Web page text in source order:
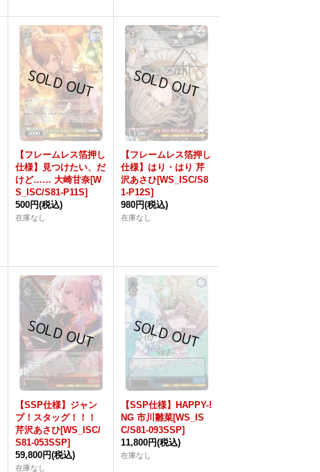
【フレームレス箔押し
仕様】見つけたい、だ
けど…… 大崎甘奈[W
S_ISC/S81-P11S]
500円(税込)
在庫なし
【フレームレス箔押し
仕様】はり・はり 芹
沢あさひ[WS_ISC/S8
1-P12S]
980円(税込)
在庫なし
【SSP仕様】ジャン
プ！スタッグ！！！
芹沢あさひ[WS_ISC/
S81-053SSP]
59,800円(税込)
在庫なし
【SSP仕様】HAPPY-!
NG 市川雛菜[WS_IS
C/S81-093SSP]
11,800円(税込)
在庫なし